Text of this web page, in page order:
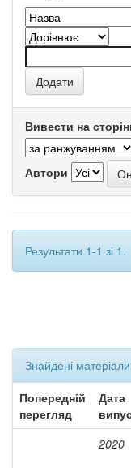
Вивести на
Автори
Результати 1-1 зі 1.
Знайдені
Попередній
перегляд
Дата
2020